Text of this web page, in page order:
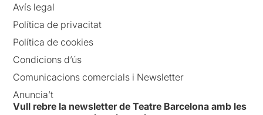
Avís legal
Política de privacitat
Política de cookies
Condicions d’ús
Comunicacions comercials i Newsletter
Anuncia’t
Vull rebre la newsletter de Teatre Barcelona amb les